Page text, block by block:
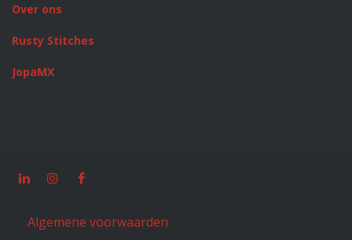
Over ons
Rusty Stitches
JopaMX
Algemene voorwaarden